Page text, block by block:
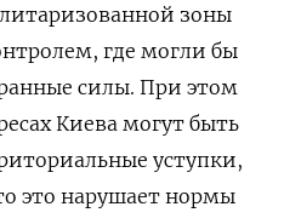
зоны
где могли бы
силы. При этом
Киева могут быть
уступки,
это нарушает нормы